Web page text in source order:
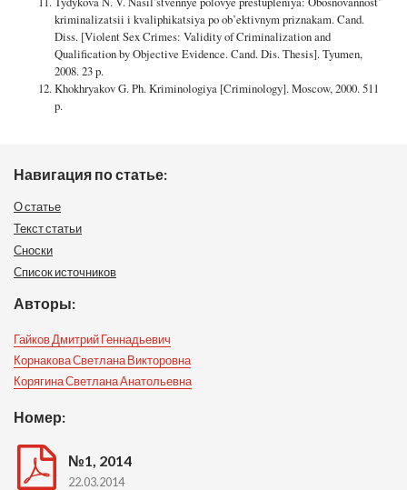
Навигация по статье:
О статье
Текст статьи
Сноски
Список источников
Авторы:
Гайков Дмитрий Геннадьевич
Корнакова Светлана Викторовна
Корягина Светлана Анатольевна
Номер:
№1, 2014
22.03.2014
kriminalizatsii i kvaliphikatsiya po ob’ektivnym priznakam. Cand.
Diss. [Violent Sex Crimes: Validity of Criminalization and
Qualification by Objective Evidence. Cand. Dis. Thesis]. Tyumen,
2008. 23 p.
Khokhryakov G. Ph. Kriminologiya [Criminology]. Moscow, 2000. 511
p.